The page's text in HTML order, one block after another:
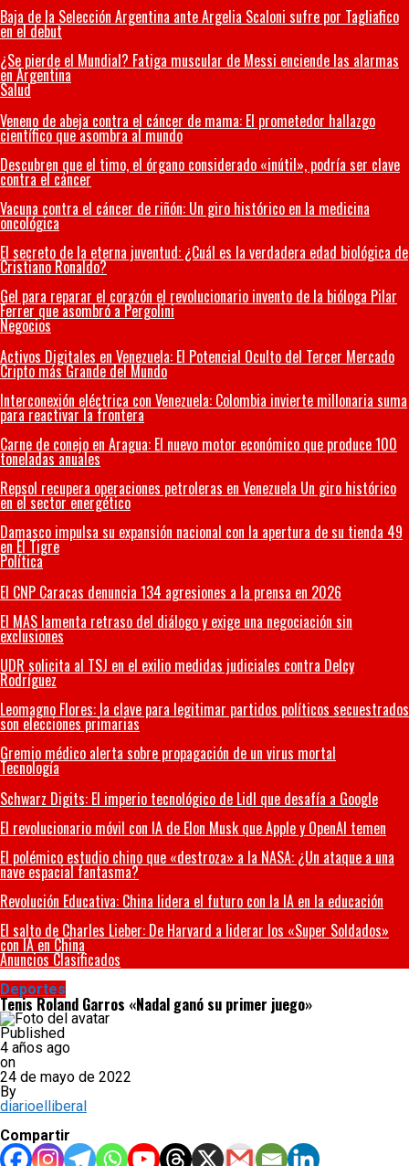
Baja de la Selección Argentina ante Argelia Scaloni sufre por Tagliafico
en el debut
¿Se pierde el Mundial? Fatiga muscular de Messi enciende las alarmas
en Argentina
Salud
Veneno de abeja contra el cáncer de mama: El prometedor hallazgo
científico que asombra al mundo
Descubren que el timo, el órgano considerado «inútil», podría ser clave
contra el cáncer
Vacuna contra el cáncer de riñón: Un giro histórico en la medicina
oncológica
El secreto de la eterna juventud: ¿Cuál es la verdadera edad biológica de
Cristiano Ronaldo?
Gel para reparar el corazón el revolucionario invento de la bióloga Pilar
Ferrer que asombró a Pergolini
Negocios
Activos Digitales en Venezuela: El Potencial Oculto del Tercer Mercado
Cripto más Grande del Mundo
Interconexión eléctrica con Venezuela: Colombia invierte millonaria suma
para reactivar la frontera
Carne de conejo en Aragua: El nuevo motor económico que produce 100
toneladas anuales
Repsol recupera operaciones petroleras en Venezuela Un giro histórico
en el sector energético
Damasco impulsa su expansión nacional con la apertura de su tienda 49
en El Tigre
Política
El CNP Caracas denuncia 134 agresiones a la prensa en 2026
El MAS lamenta retraso del diálogo y exige una negociación sin
exclusiones
UDR solicita al TSJ en el exilio medidas judiciales contra Delcy
Rodríguez
Leomagno Flores: la clave para legitimar partidos políticos secuestrados
son elecciones primarias
Gremio médico alerta sobre propagación de un virus mortal
Tecnología
Schwarz Digits: El imperio tecnológico de Lidl que desafía a Google
El revolucionario móvil con IA de Elon Musk que Apple y OpenAI temen
El polémico estudio chino que «destroza» a la NASA: ¿Un ataque a una
nave espacial fantasma?
Revolución Educativa: China lidera el futuro con la IA en la educación
El salto de Charles Lieber: De Harvard a liderar los «Super Soldados»
con IA en China
Anuncios Clasificados
Deportes
Tenis Roland Garros «Nadal ganó su primer juego»
Published
4 años ago
on
24 de mayo de 2022
By
diarioelliberal
Compartir